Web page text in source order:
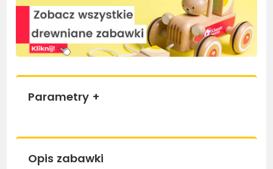
Parametry +
Opis zabawki